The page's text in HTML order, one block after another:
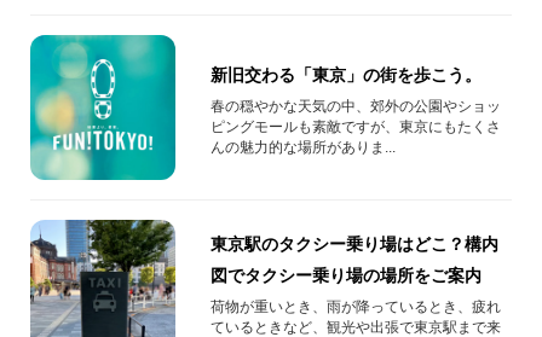
新旧交わる「東京」の街を歩こう。
春の穏やかな天気の中、郊外の公園やショッ
ピングモールも素敵ですが、東京にもたくさ
んの魅力的な場所がありま...
東京駅のタクシー乗り場はどこ？構内
図でタクシー乗り場の場所をご案内
荷物が重いとき、雨が降っているとき、疲れ
ているときなど、観光や出張で東京駅まで来